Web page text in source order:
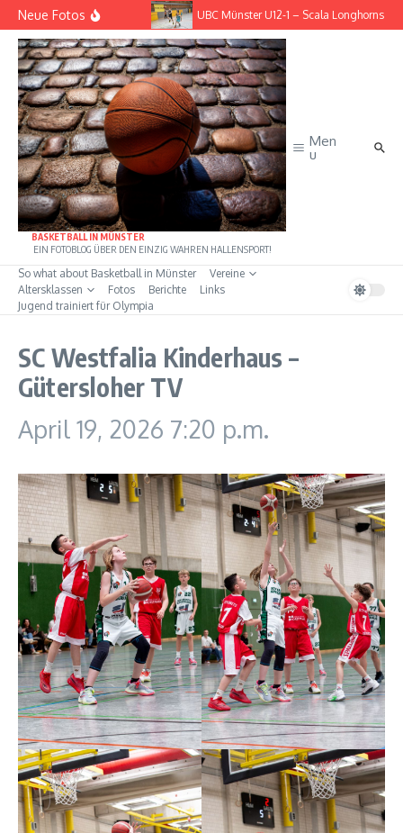
Zum Inhalt springen
Neue Fotos
BG Göttingen UBC Münster U12-1 – Scala Longhorns
BASKETBALL IN MÜNSTER
EIN FOTOBLOG ÜBER DEN EINZIG WAHREN HALLENSPORT!
Men
u
So what about Basketball in Münster
Vereine
Altersklassen
Fotos Berichte
Links
Jugend trainiert für Olympia
SC Westfalia Kinderhaus –
Gütersloher TV
April 19, 2026 7:20 p.m.